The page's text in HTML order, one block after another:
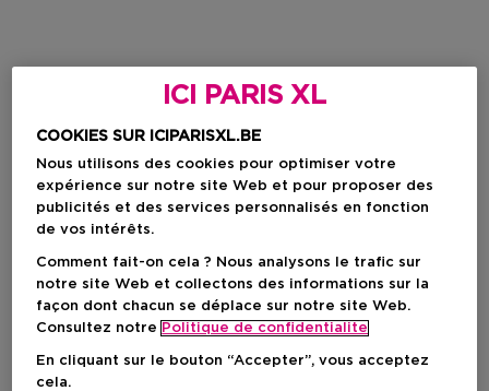
ICI PARIS XL
COOKIES SUR ICIPARISXL.BE
Nous utilisons des cookies pour optimiser votre
expérience sur notre site Web et pour proposer des
publicités et des services personnalisés en fonction
de vos intérêts.
Comment fait-on cela ? Nous analysons le trafic sur
notre site Web et collectons des informations sur la
façon dont chacun se déplace sur notre site Web.
Consultez notre Politique de confidentialite
En cliquant sur le bouton “Accepter”, vous acceptez
cela.